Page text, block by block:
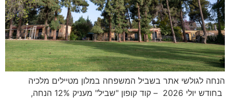
הנחה לגולשי אתר בשביל המשפחה במלון מטיילים מלכיה
בחודש יולי 2026 – קוד קופון "שביל" מעניק 12% הנחה,